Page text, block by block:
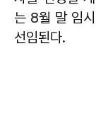
는 8월 말 임
선임된다.